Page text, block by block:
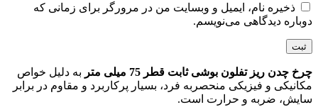
ذخیره نام، ایمیل و وبسایت من در مرورگر برای زمانی که
دوباره دیدگاهی می‌نویسم.
چرخ چدن ریز تفلون بوشی ثابت قطر 75 میلی متر
به دلیل خواص
مکانیکی و فیزیکی منحصربه فرد، بسیار پرکاربرد و مقاوم در برابر
سایش، ضربه و حرارت است.